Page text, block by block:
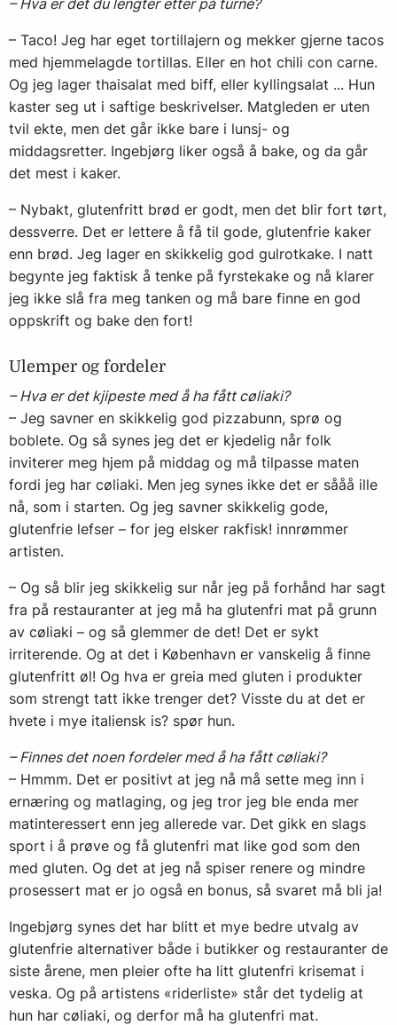
– Hva er det du lengter etter på turné?
– Taco! Jeg har eget tortillajern og mekker gjerne tacos
med hjemmelagde tortillas. Eller en hot chili con carne.
Og jeg lager thaisalat med biff, eller kyllingsalat ... Hun
kaster seg ut i saftige beskrivelser. Matgleden er uten
tvil ekte, men det går ikke bare i lunsj- og
middagsretter. Ingebjørg liker også å bake, og da går
det mest i kaker.
– Nybakt, glutenfritt brød er godt, men det blir fort tørt,
dessverre. Det er lettere å få til gode, glutenfrie kaker
enn brød. Jeg lager en skikkelig god gulrotkake. I natt
begynte jeg faktisk å tenke på fyrstekake og nå klarer
jeg ikke slå fra meg tanken og må bare finne en god
oppskrift og bake den fort!
Ulemper og fordeler
– Hva er det kjipeste med å ha fått cøliaki?
– Jeg savner en skikkelig god pizzabunn, sprø og
boblete. Og så synes jeg det er kjedelig når folk
inviterer meg hjem på middag og må tilpasse maten
fordi jeg har cøliaki. Men jeg synes ikke det er sååå ille
nå, som i starten. Og jeg savner skikkelig gode,
glutenfrie lefser – for jeg elsker rakfisk! innrømmer
artisten.
– Og så blir jeg skikkelig sur når jeg på forhånd har sagt
fra på restauranter at jeg må ha glutenfri mat på grunn
av cøliaki – og så glemmer de det! Det er sykt
irriterende. Og at det i København er vanskelig å finne
glutenfritt øl! Og hva er greia med gluten i produkter
som strengt tatt ikke trenger det? Visste du at det er
hvete i mye italiensk is? spør hun.
– Finnes det noen fordeler med å ha fått cøliaki?
– Hmmm. Det er positivt at jeg nå må sette meg inn i
ernæring og matlaging, og jeg tror jeg ble enda mer
matinteressert enn jeg allerede var. Det gikk en slags
sport i å prøve og få glutenfri mat like god som den
med gluten. Og det at jeg nå spiser renere og mindre
prosessert mat er jo også en bonus, så svaret må bli ja!
Ingebjørg synes det har blitt et mye bedre utvalg av
glutenfrie alternativer både i butikker og restauranter de
siste årene, men pleier ofte ha litt glutenfri krisemat i
veska. Og på artistens «riderliste» står det tydelig at
hun har cøliaki, og derfor må ha glutenfri mat.